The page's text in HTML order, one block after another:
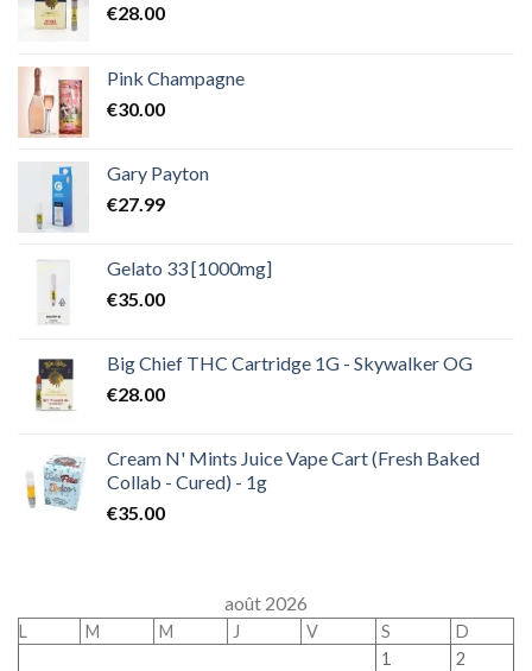
€28.00
Pink Champagne
€30.00
Gary Payton
€27.99
Gelato 33 [1000mg]
€35.00
Big Chief THC Cartridge 1G - Skywalker OG
€28.00
Cream N' Mints Juice Vape Cart (Fresh Baked
Collab - Cured) - 1g
€35.00
août 2026
L M M J V S
D
1
2